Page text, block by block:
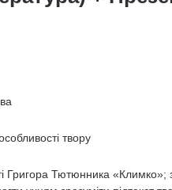
твору
Григора Тютюнника «Климко»;